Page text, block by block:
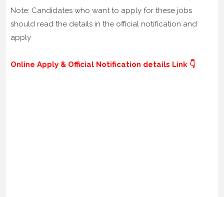
Note: Candidates who want to apply for these jobs
should read the details in the official notification and
apply
Online Apply & Official Notification details Link 👇